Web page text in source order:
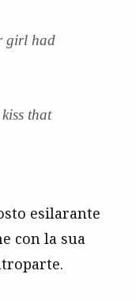
girl had
that
esilarante
con la sua